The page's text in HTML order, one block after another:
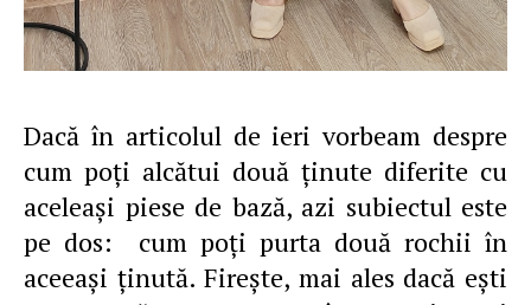
Dacă în articolul de ieri vorbeam despre
cum poţi alcătui două ţinute diferite cu
aceleaşi piese de bază, azi subiectul este
pe dos: cum poţi purta două rochii în
aceeaşi ţinută. Fireşte, mai ales dacă eşti